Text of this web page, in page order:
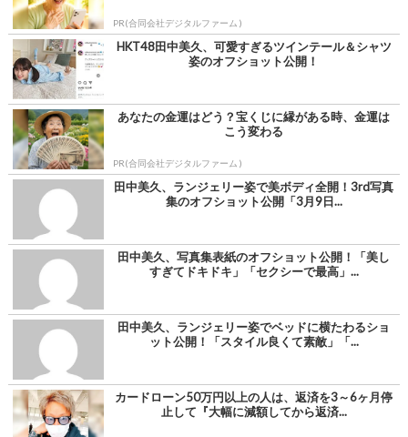
PR(合同会社デジタルファーム )
HKT48田中美久、可愛すぎるツインテール＆シャツ
姿のオフショット公開！
あなたの金運はどう？宝くじに縁がある時、金運は
こう変わる
PR(合同会社デジタルファーム )
田中美久、ランジェリー姿で美ボディ全開！3rd写真
集のオフショット公開「3月9日...
田中美久、写真集表紙のオフショット公開！「美し
すぎてドキドキ」「セクシーで最高」...
田中美久、ランジェリー姿でベッドに横たわるショ
ット公開！「スタイル良くて素敵」「...
カードローン50万円以上の人は、返済を3～6ヶ月停
止して『大幅に減額してから返済...